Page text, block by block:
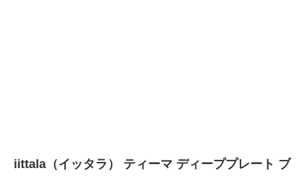
iittala（イッタラ） ティーマ ディーププレート ブ